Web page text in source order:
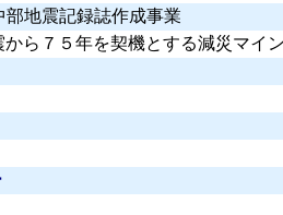
部地震記録誌作成事業
から７５年を契機とする減災マイ